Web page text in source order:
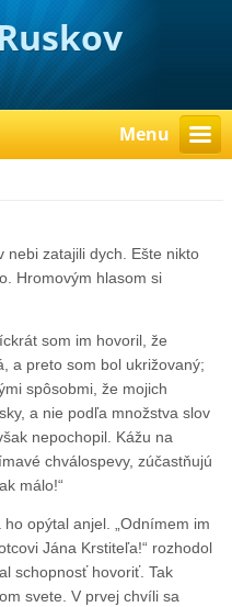
Menu
nebi zatajili dych. Ešte nikto
Hromovým hlasom si
som im hovoril, že
a preto som bol ukrižovaný;
spôsobmi, že mojich
a nie podľa množstva slov
nepochopil. Kážu na
chválospevy, zúčastňujú
málo!“
opýtal anjel. „Odnímem im
Jána Krstiteľa!“ rozhodol
schopnosť hovoriť. Tak
svete. V prvej chvíli sa